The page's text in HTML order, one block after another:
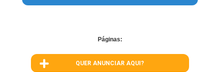
Páginas:
QUER ANUNCIAR AQUI?